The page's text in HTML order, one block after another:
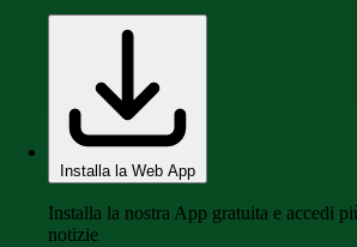
Installa la Web App
Installa la nostra App gratuita e accedi
notizie